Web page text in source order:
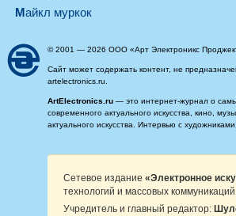
майкл муркок
© 2001 — 2026 ООО «Арт Электроникс
Сайт может содержать контент, не
artelectronics.ru.
ArtElectronics.ru — это интернет-журнал о
современного актуального искусства, кино,
актуального искусства. Интервью с
Сетевое издание «Электронное
технологий и массовых
Учредитель и главный редактор: